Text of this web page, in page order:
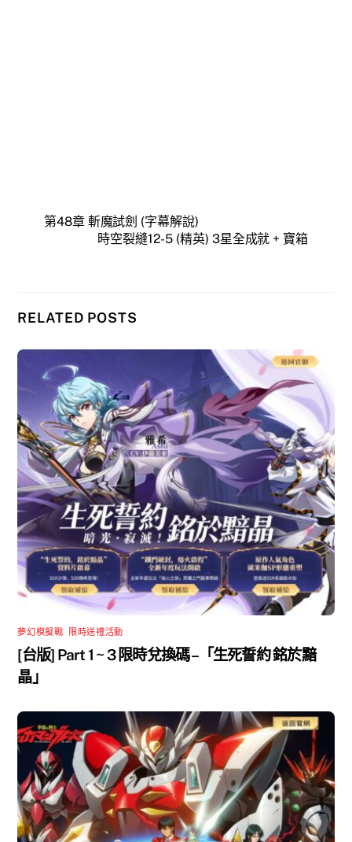
第48章 斬魔試劍 (字幕解說)
時空裂縫12-5 (精英) 3星全成就 + 寶箱
RELATED POSTS
夢幻模擬戰 限時送禮活動
[台版] Part 1 ~ 3 限時兌換碼 –「生死誓約 銘於黯
晶」